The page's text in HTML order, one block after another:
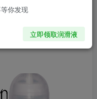
的释出３种浓度
合适的润滑度。更佳
你发现
立即领取润滑液